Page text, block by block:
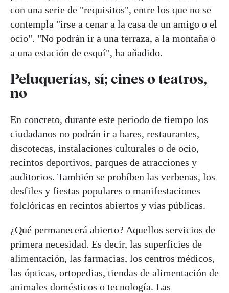
con una serie de "requisitos", entre los que no se
contempla "irse a cenar a la casa de un amigo o el
ocio". "No podrán ir a una terraza, a la montaña o
a una estación de esquí", ha añadido.
Peluquerías, sí; cines o teatros,
no
En concreto, durante este periodo de tiempo los
ciudadanos no podrán ir a bares, restaurantes,
discotecas, instalaciones culturales o de ocio,
recintos deportivos, parques de atracciones y
auditorios. También se prohíben las verbenas, los
desfiles y fiestas populares o manifestaciones
folclóricas en recintos abiertos y vías públicas.
¿Qué permanecerá abierto? Aquellos servicios de
primera necesidad. Es decir, las superficies de
alimentación, las farmacias, los centros médicos,
las ópticas, ortopedias, tiendas de alimentación de
animales domésticos o tecnología. Las